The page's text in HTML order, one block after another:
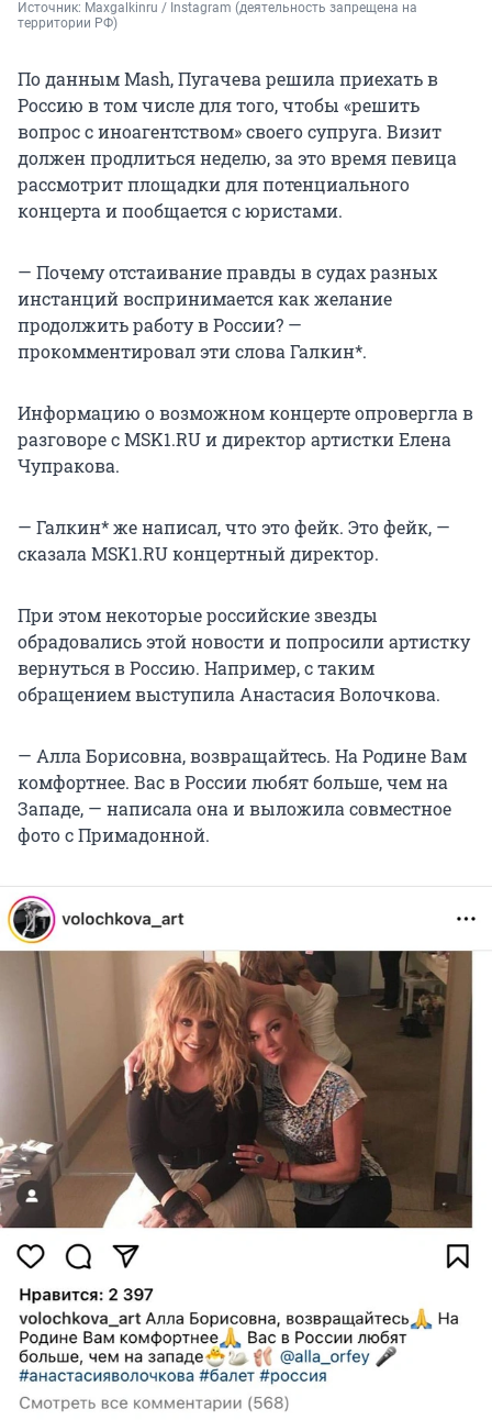
Источник: Maxgalkinru / Instagram (деятельность запрещена на
территории РФ)
По данным Mash, Пугачева решила приехать в
Россию в том числе для того, чтобы «решить
вопрос с иноагентством» своего супруга. Визит
должен продлиться неделю, за это время певица
рассмотрит площадки для потенциального
концерта и пообщается с юристами.
— Почему отстаивание правды в судах разных
инстанций воспринимается как желание
продолжить работу в России? —
прокомментировал эти слова Галкин*.
Информацию о возможном концерте опровергла в
разговоре с MSK1.RU и директор артистки Елена
Чупракова.
— Галкин* же написал, что это фейк. Это фейк, —
сказала MSK1.RU концертный директор.
При этом некоторые российские звезды
обрадовались этой новости и попросили артистку
вернуться в Россию. Например, с таким
обращением выступила Анастасия Волочкова.
— Алла Борисовна, возвращайтесь. На Родине Вам
комфортнее. Вас в России любят больше, чем на
Западе, — написала она и выложила совместное
фото с Примадонной.